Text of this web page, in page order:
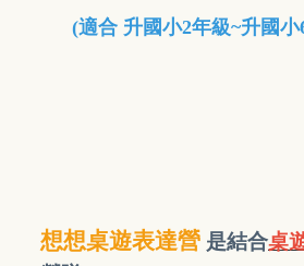
(適合 升國小2年級~升國
想想桌遊表達營 是結合桌